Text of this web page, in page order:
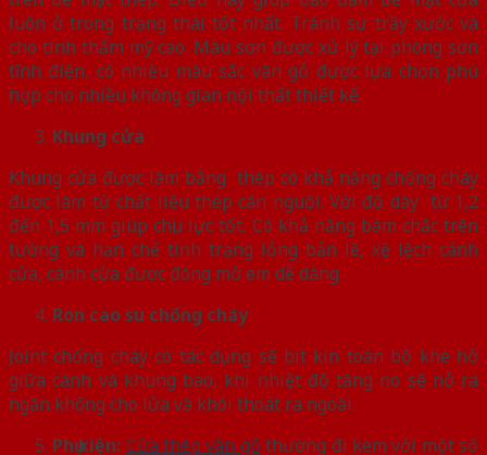
luôn ở trong trạng thái tốt nhất. Tránh sự trầy xước và
cho tính thẩm mỹ cao. Màu sơn được xử lý tại phòng sơn
tĩnh điện, có nhiều màu sắc vân gỗ được lựa chọn phù
hợp cho nhiều không gian nội thất thiết kế.
Khung cửa
Khung cửa được làm bằng thép có khả năng chống cháy
được làm từ chất liệu thép cán nguội. Với độ dày từ 1,2
đến 1,5 mm giúp chịu lực tốt. Có khả năng bám chắc trên
tường và hạn chế tình trạng lỏng bản lề, xệ lệch cánh
cửa, cánh cửa được đóng mở em dễ dàng.
Ron cao su chống cháy
Joint chống cháy có tác dụng sẽ bít kín toàn bộ khe hở
giữa cánh và khung bao, khi nhiệt độ tăng nó sẽ nở ra
ngăn không cho lửa và khói thoát ra ngoài.
Phụ kiện: Cửa thép vân gỗ thường đi kèm với một số